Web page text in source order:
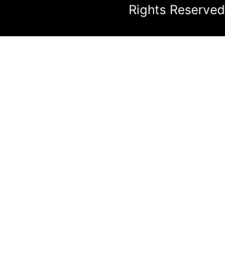
Rights Reserved